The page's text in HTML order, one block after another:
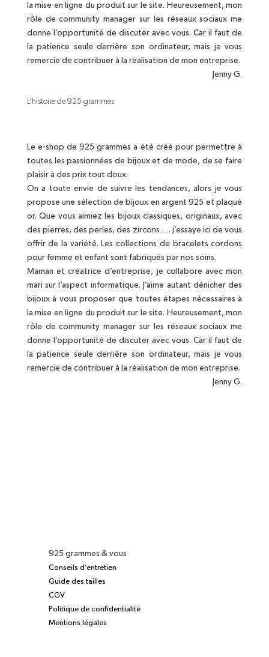
la mise en ligne du produit sur le site. Heureusement, mon
rôle de community manager sur les réseaux sociaux me
donne l’opportunité de discuter avec vous. Car il faut de
la patience seule derrière son ordinateur, mais je vous
remercie de contribuer à la réalisation de mon entreprise.
Jenny G.
L’histoire de 925 grammes
Le e-shop de 925 grammes a été créé pour permettre à
toutes les passionnées de bijoux et de mode, de se faire
plaisir à des prix tout doux.
On a toute envie de suivre les tendances, alors je vous
propose une sélection de bijoux en argent 925 et plaqué
or. Que vous aimiez les bijoux classiques, originaux, avec
des pierres, des perles, des zircons…. j’essaye ici de vous
offrir de la variété. Les collections de bracelets cordons
pour femme et enfant sont fabriqués par nos soins.
Maman et créatrice d’entreprise, je collabore avec mon
mari sur l’aspect informatique. J’aime autant dénicher des
bijoux à vous proposer que toutes étapes nécessaires à
la mise en ligne du produit sur le site. Heureusement, mon
rôle de community manager sur les réseaux sociaux me
donne l’opportunité de discuter avec vous. Car il faut de
la patience seule derrière son ordinateur, mais je vous
remercie de contribuer à la réalisation de mon entreprise.
Jenny G.
925 grammes & vous
Conseils d’entretien
Guide des tailles
CGV
Politique de confidentialité
Mentions légales